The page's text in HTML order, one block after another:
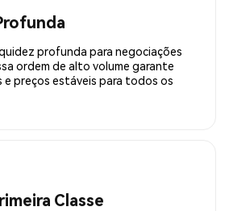
profunda para negociações
ordem de alto volume garante
e preços estáveis para todos os
Classe